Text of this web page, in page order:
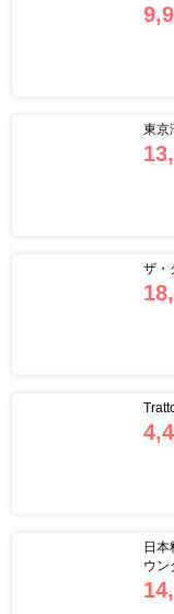
東京
ザ・
日本
ウン
場